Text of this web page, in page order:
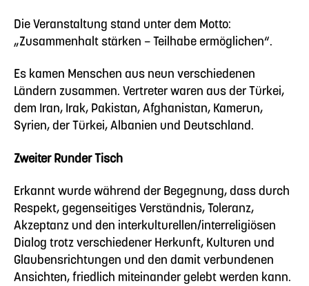
Die Veranstaltung stand unter dem Motto:
„Zusammenhalt stärken – Teilhabe ermöglichen“.
Es kamen Menschen aus neun verschiedenen
Ländern zusammen. Vertreter waren aus der Türkei,
dem Iran, Irak, Pakistan, Afghanistan, Kamerun,
Syrien, der Türkei, Albanien und Deutschland.
Zweiter Runder Tisch
Erkannt wurde während der Begegnung, dass durch
Respekt, gegenseitiges Verständnis, Toleranz,
Akzeptanz und den interkulturellen/interreligiösen
Dialog trotz verschiedener Herkunft, Kulturen und
Glaubensrichtungen und den damit verbundenen
Ansichten, friedlich miteinander gelebt werden kann.